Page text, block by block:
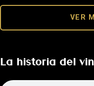
VER
La historia del